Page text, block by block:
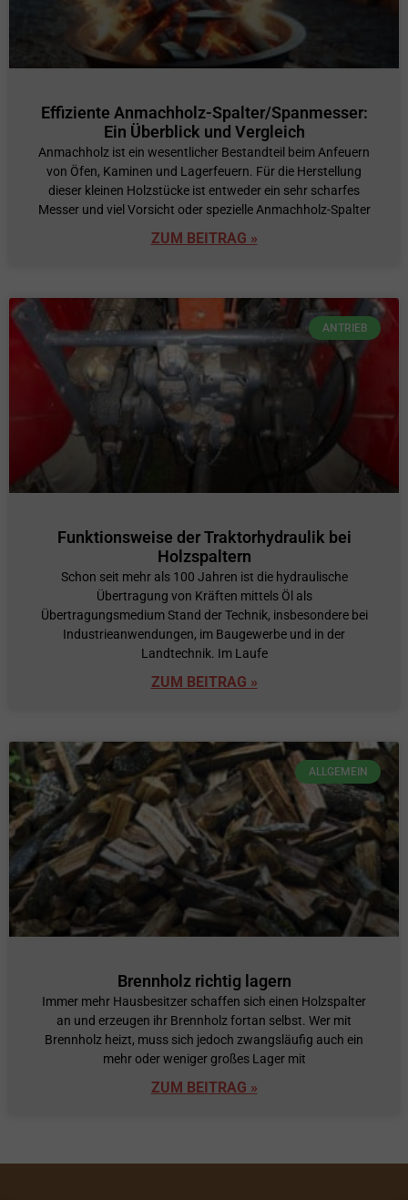
Effiziente Anmachholz-Spalter/Spanmesser:
Ein Überblick und Vergleich
Anmachholz ist ein wesentlicher Bestandteil beim Anfeuern
von Öfen, Kaminen und Lagerfeuern. Für die Herstellung
dieser kleinen Holzstücke ist entweder ein sehr scharfes
Messer und viel Vorsicht oder spezielle Anmachholz-Spalter
ZUM BEITRAG »
ANTRIEB
Funktionsweise der Traktorhydraulik bei
Holzspaltern
Schon seit mehr als 100 Jahren ist die hydraulische
Übertragung von Kräften mittels Öl als
Übertragungsmedium Stand der Technik, insbesondere bei
Industrieanwendungen, im Baugewerbe und in der
Landtechnik. Im Laufe
ZUM BEITRAG »
ALLGEMEIN
Brennholz richtig lagern
Immer mehr Hausbesitzer schaffen sich einen Holzspalter
an und erzeugen ihr Brennholz fortan selbst. Wer mit
Brennholz heizt, muss sich jedoch zwangsläufig auch ein
mehr oder weniger großes Lager mit
ZUM BEITRAG »